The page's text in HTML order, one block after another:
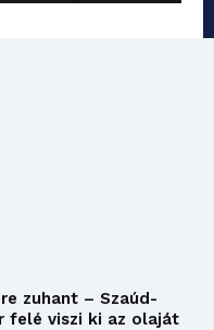
zuhant – Szaúd-
felé viszi ki az olaját